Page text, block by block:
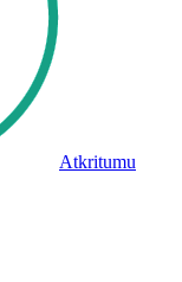
Atkritumu